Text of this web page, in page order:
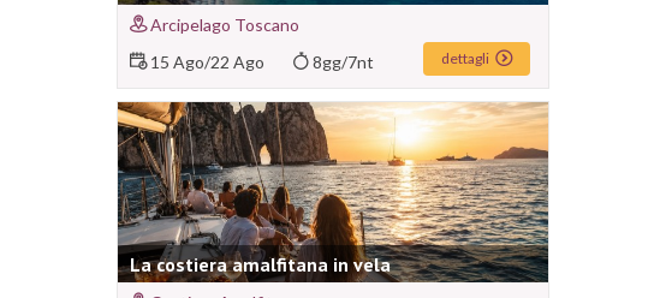
Arcipelago Toscano
15 Ago/22 Ago 8gg/7nt dettagli
La costiera amalfitana in vela